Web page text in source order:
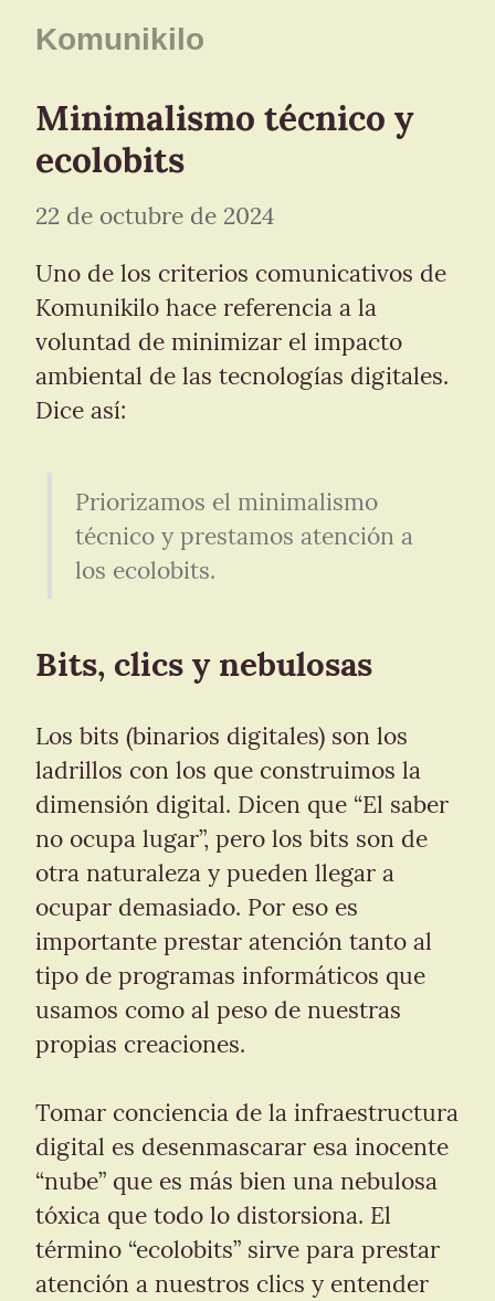
Komunikilo
Minimalismo técnico y
ecolobits
22 de octubre de 2024
Uno de los criterios comunicativos de
Komunikilo hace referencia a la
voluntad de minimizar el impacto
ambiental de las tecnologías digitales.
Dice así:
Priorizamos el minimalismo
técnico y prestamos atención a
los ecolobits.
Bits, clics y nebulosas
Los bits (binarios digitales) son los
ladrillos con los que construimos la
dimensión digital. Dicen que “El saber
no ocupa lugar”, pero los bits son de
otra naturaleza y pueden llegar a
ocupar demasiado. Por eso es
importante prestar atención tanto al
tipo de programas informáticos que
usamos como al peso de nuestras
propias creaciones.
Tomar conciencia de la infraestructura
digital es desenmascarar esa inocente
“nube” que es más bien una nebulosa
tóxica que todo lo distorsiona. El
término “ecolobits” sirve para prestar
atención a nuestros clics y entender